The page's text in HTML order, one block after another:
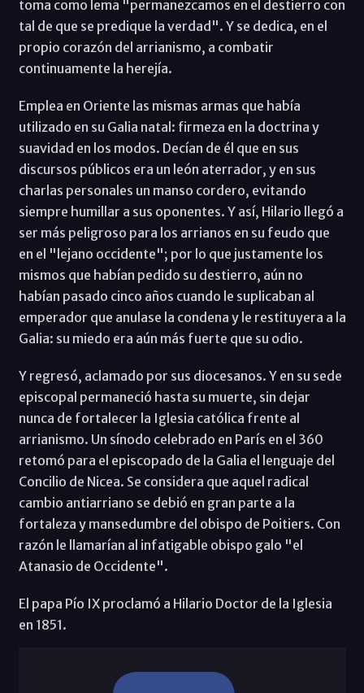
toma como lema "permanezcamos en el destierro con
tal de que se predique la verdad". Y se dedica, en el
propio corazón del arrianismo, a combatir
continuamente la herejía.
Emplea en Oriente las mismas armas que había
utilizado en su Galia natal: firmeza en la doctrina y
suavidad en los modos. Decían de él que en sus
discursos públicos era un león aterrador, y en sus
charlas personales un manso cordero, evitando
siempre humillar a sus oponentes. Y así, Hilario llegó a
ser más peligroso para los arrianos en su feudo que
en el "lejano occidente"; por lo que justamente los
mismos que habían pedido su destierro, aún no
habían pasado cinco años cuando le suplicaban al
emperador que anulase la condena y le restituyera a la
Galia: su miedo era aún más fuerte que su odio.
Y regresó, aclamado por sus diocesanos. Y en su sede
episcopal permaneció hasta su muerte, sin dejar
nunca de fortalecer la Iglesia católica frente al
arrianismo. Un sínodo celebrado en París en el 360
retomó para el episcopado de la Galia el lenguaje del
Concilio de Nicea. Se considera que aquel radical
cambio antiarriano se debió en gran parte a la
fortaleza y mansedumbre del obispo de Poitiers. Con
razón le llamarían al infatigable obispo galo "el
Atanasio de Occidente".
El papa Pío IX proclamó a Hilario Doctor de la Iglesia
en 1851.